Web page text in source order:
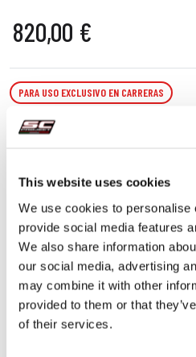
This website uses cookies
We use cookies to personalise
provide social media features
We also share information
our social media, advertising
may combine it with other
provided to them or that
of their services.
820,00 €
PARA USO EXCLUSIVO EN CARRERAS
820,00 €
PARA USO EXCLUSIVO EN CARRERAS
Código:A27A-